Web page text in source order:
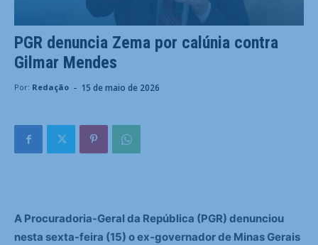
PGR denuncia Zema por calúnia contra
Gilmar Mendes
Por: Redação - 15 de maio de 2026
A Procuradoria-Geral da República (PGR) denunciou
nesta sexta-feira (15) o ex-governador de Minas Gerais